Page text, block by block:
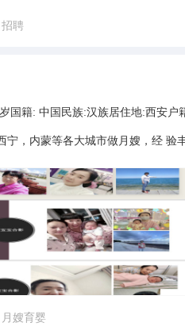
招聘
国籍: 中国民族:汉族居住地:西安户
，内蒙等各大城市做月嫂，经 验
月嫂育婴